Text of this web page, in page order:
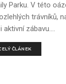
Parku. V této
trávníků,
aktivní zábavu....
ČLÁNEK